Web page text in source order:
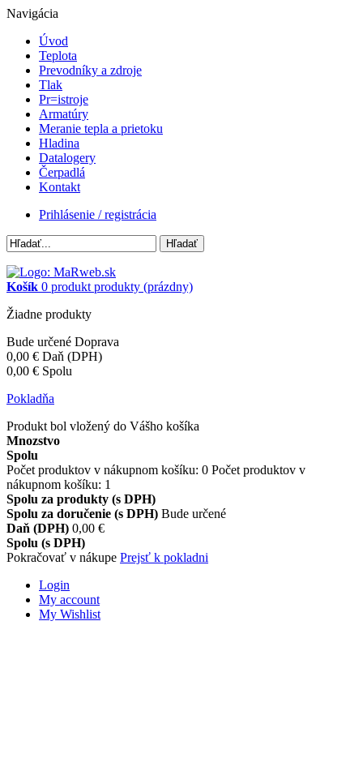
Navigácia
Úvod
Teplota
Prevodníky a zdroje
Tlak
Pr=istroje
Armatúry
Meranie tepla a prietoku
Hladina
Datalogery
Čerpadlá
Kontakt
Prihlásenie / registrácia
Hľadať
Košík 0 produkt produkty (prázdny)
Žiadne produkty
Bude určené Doprava
0,00 € Daň (DPH)
0,00 € Spolu
Pokladňa
Produkt bol vložený do Vášho košíka
Mnozstvo
Spolu
Počet produktov v nákupnom košíku: 0 Počet produktov v
nákupnom košíku: 1
Spolu za produkty (s DPH)
Spolu za doručenie (s DPH) Bude určené
Daň (DPH) 0,00 €
Spolu (s DPH)
Pokračovať v nákupe Prejsť k pokladni
Login
My account
My Wishlist